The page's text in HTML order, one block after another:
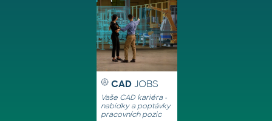
CAD JOBS
Vaše CAD kariéra -
nabídky a poptávky
pracovních pozic